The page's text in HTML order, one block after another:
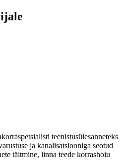
teenistusülesanneteks
ja kanalisatsiooniga seotud
täitmine, linna teede korrashoiu